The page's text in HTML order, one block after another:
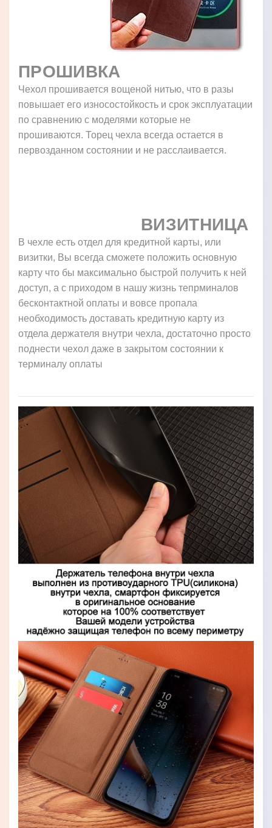
ПРОШИВКА
Чехол прошивается вощеной нитью, что в разы
повышает его износостойкость и срок эксплуатации
по сравнению с моделями которые не
прошиваются. Торец чехла всегда остается в
первозданном состоянии и не расслаивается.
ВИЗИТНИЦА
В чехле есть отдел для кредитной карты, или
визитки, Вы всегда сможете положить основную
карту что бы максимально быстрой получить к ней
доступ, а с приходом в нашу жизнь тепрминалов
бесконтактной оплаты и вовсе пропала
необходимость доставать кредитную карту из
отдела держателя внутри чехла, достаточно просто
поднести чехол даже в закрытом состоянии к
терминалу оплаты